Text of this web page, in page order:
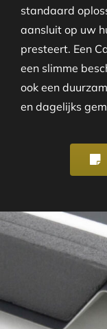
standaard
aansluit op uw
presteert. Een
een slimme
ook een
en dagelijks